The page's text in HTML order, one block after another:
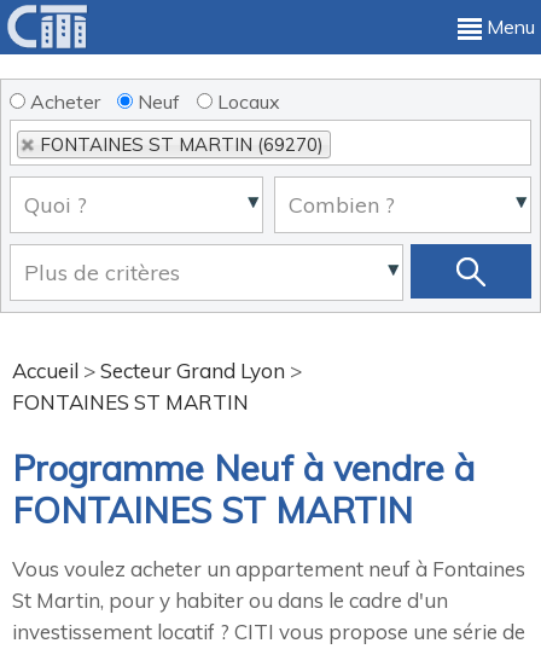
Menu
Acheter Neuf Locaux
FONTAINES ST MARTIN (69270)
Accueil >Secteur Grand Lyon >
FONTAINES ST MARTIN
Programme Neuf à vendre à
FONTAINES ST MARTIN
Vous voulez acheter un appartement neuf à Fontaines
St Martin, pour y habiter ou dans le cadre d'un
investissement locatif ? CITI vous propose une série de